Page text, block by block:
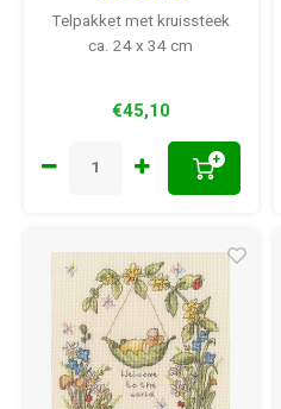
Telpakket met kruissteek
ca. 24 x 34 cm
€45,10
+